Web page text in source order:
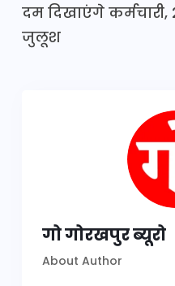
दम दिखाएंगे
जुलूश
गो गोरखपुर ब्यूरो
About Author